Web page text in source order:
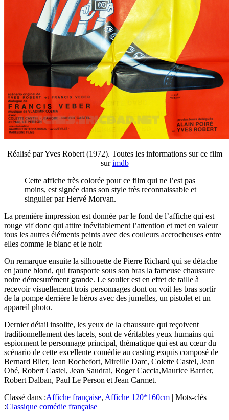
Réalisé par Yves Robert (1972). Toutes les informations sur ce film
surimdb
Cette affiche très colorée pour ce film qui ne l’est pas
moins, est signée dans son style très reconnaissable et
singulier par Hervé Morvan.
La première impression est donnée par le fond de l’affiche qui est
rouge vif donc qui attire inévitablement l’attention et met en valeur
tous les autres éléments peints avec des couleurs accrocheuses entre
elles comme le blanc et le noir.
On remarque ensuite la silhouette de Pierre Richard qui se détache
en jaune blond, qui transporte sous son bras la fameuse chaussure
noire démesurément grande. Le soulier est en effet de taille à
recevoir visuellement trois personnages dont on voit les bras sortir
de la pompe derrière le héros avec des jumelles, un pistolet et un
appareil photo.
Dernier détail insolite, les yeux de la chaussure qui reçoivent
traditionnellement des lacets, sont de véritables yeux humains qui
espionnent le personnage principal, thématique qui est au cœur du
scénario de cette excellente comédie au casting exquis composé de
Bernard Blier, Jean Rochefort, Mireille Darc, Colette Castel, Jean
Obé, Robert Castel, Jean Saudrai, Roger Caccia,Maurice Barrier,
Robert Dalban, Paul Le Person et Jean Carmet.
Classé dans :Affiche française, Affiche 120*160cm | Mots-clés
:Classique comédie française